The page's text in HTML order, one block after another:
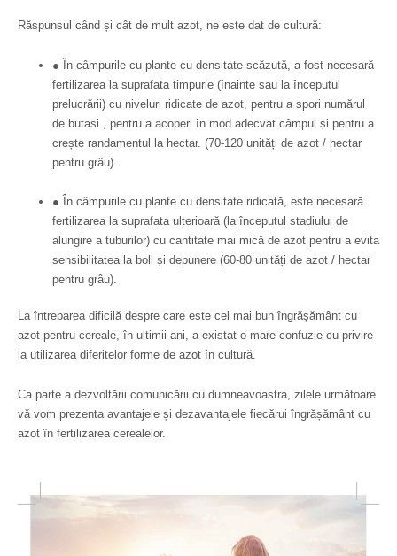
Răspunsul când și cât de mult azot, ne este dat de cultură:
● În câmpurile cu plante cu densitate scăzută, a fost necesară
fertilizarea la suprafata timpurie (înainte sau la începutul
prelucrării) cu niveluri ridicate de azot, pentru a spori numărul
de butasi , pentru a acoperi în mod adecvat câmpul și pentru a
crește randamentul la hectar. (70-120 unități de azot / hectar
pentru grâu).
● În câmpurile cu plante cu densitate ridicată, este necesară
fertilizarea la suprafata ulterioară (la începutul stadiului de
alungire a tuburilor) cu cantitate mai mică de azot pentru a evita
sensibilitatea la boli și depunere (60-80 unități de azot / hectar
pentru grâu).
La întrebarea dificilă despre care este cel mai bun îngrășământ cu
azot pentru cereale, în ultimii ani, a existat o mare confuzie cu privire
la utilizarea diferitelor forme de azot în cultură.
Ca parte a dezvoltării comunicării cu dumneavoastra, zilele următoare
vă vom prezenta avantajele și dezavantajele fiecărui îngrășământ cu
azot în fertilizarea cerealelor.